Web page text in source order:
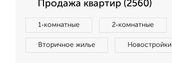
Продажа квартир (2560)
1‑комнатные 2‑комнатные
Вторичное жилье Новостройки